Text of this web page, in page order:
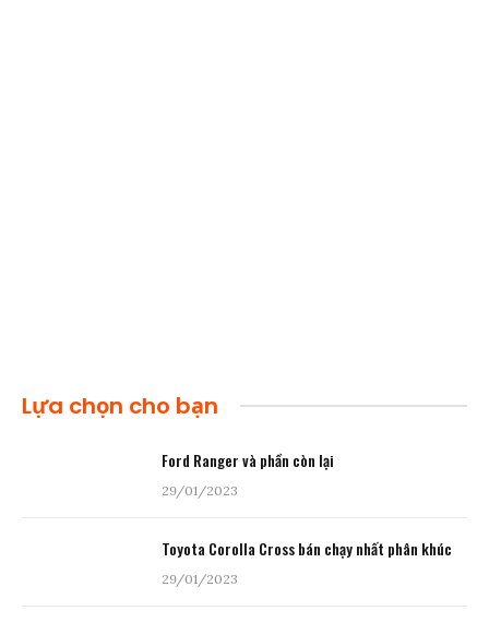
Lựa chọn cho bạn
Ford Ranger và phần còn lại
29/01/2023
Toyota Corolla Cross bán chạy nhất phân khúc
29/01/2023